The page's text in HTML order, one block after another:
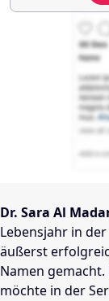
Dr. Sara Al
Lebensjahr in
äußerst
Namen
möchte in der